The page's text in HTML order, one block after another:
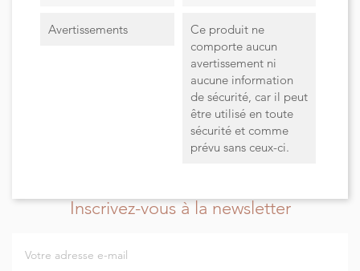
Avertissements
Ce produit ne
comporte aucun
avertissement ni
aucune information
de sécurité, car il peut
être utilisé en toute
sécurité et comme
prévu sans ceux-ci.
Inscrivez-vous à la newsletter